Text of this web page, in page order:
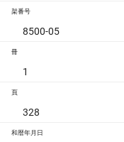
架番号
8500-05
冊
1
頁
328
和暦年月日